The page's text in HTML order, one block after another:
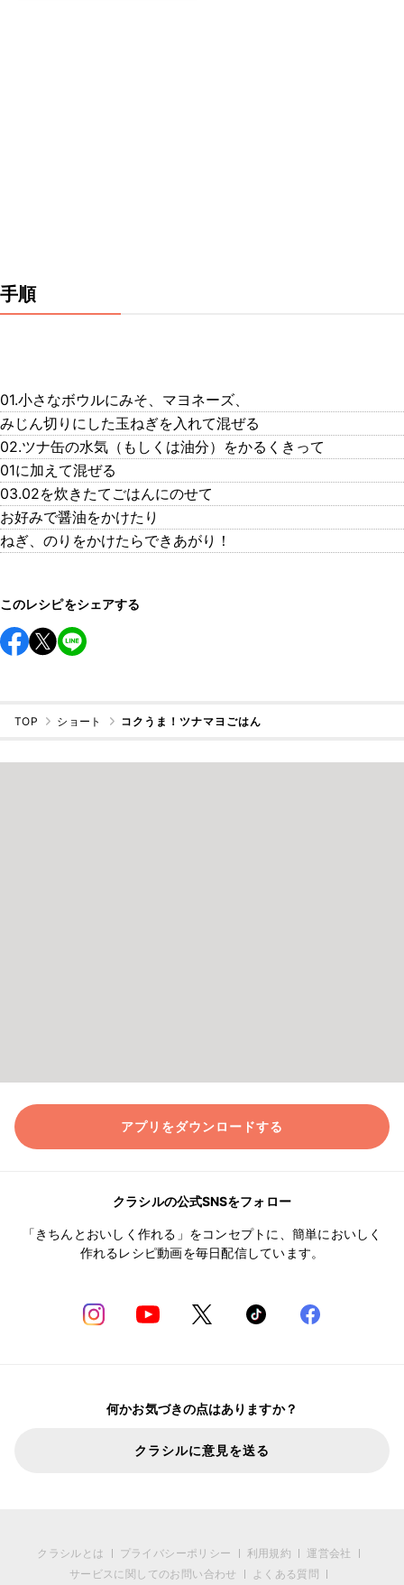
手順
01.小さなボウルにみそ、マヨネーズ、
みじん切りにした玉ねぎを入れて混ぜる
02.ツナ缶の水気（もしくは油分）をかるくきって
01に加えて混ぜる
03.02を炊きたてごはんにのせて
お好みで醤油をかけたり
ねぎ、のりをかけたらできあがり！
このレシピをシェアする
TOP ショート コクうま！ツナマヨごはん
アプリをダウンロードする
クラシルの公式SNSをフォロー
「きちんとおいしく作れる」をコンセプトに、簡単においしく
作れるレシピ動画を毎日配信しています。
何かお気づきの点はありますか？
クラシルに意見を送る
クラシルとは プライバシーポリシー 利用規約
運営会社
サービスに関してのお問い合わせ
よくある質問